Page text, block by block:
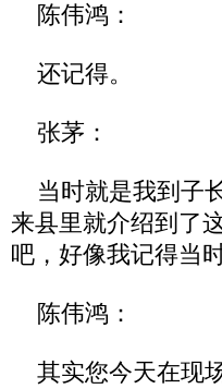
陈伟鸿：
还记得。
张茅：
当时就是我到子
来县里就介绍到了
吧，好像我记得当
陈伟鸿：
其实您今天在现